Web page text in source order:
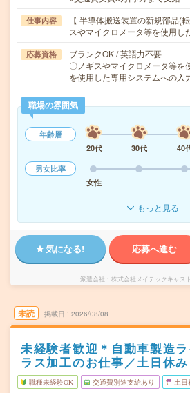
仕事内容
【 半導体搬送装置の新規部品(
スやマイクロメータ等を使用
応募資格
ブランクOK / 英語力不要
〇ノギスやマイクロメータ等を
を使用した専用システムへの
職場の雰囲気
年齢層
20代
30代 40
男女比率
女性
もっと見る
気になる! 応募へ進む
派遣会社 株式会社メイテックキャ
未読 掲載日 2026/08/08
未経験者歓迎＊自動車製造
ラス加工のお仕事／土日休み
職種未経験OK 交通費別途支給あり 土日